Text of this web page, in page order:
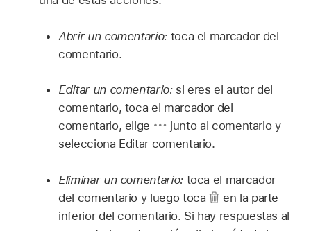
Abrir un comentario: toca el marcador del
comentario.
Editar un comentario: si eres el autor del
comentario, toca el marcador del
comentario, elige
junto al comentario y
selecciona Editar comentario.
Eliminar un comentario: toca el marcador
del comentario y luego toca
en la parte
inferior del comentario. Si hay respuestas al